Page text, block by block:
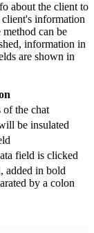
about the client to
information
can be
information in
are shown in
the chat
be insulated
field is clicked
added in bold
by a colon